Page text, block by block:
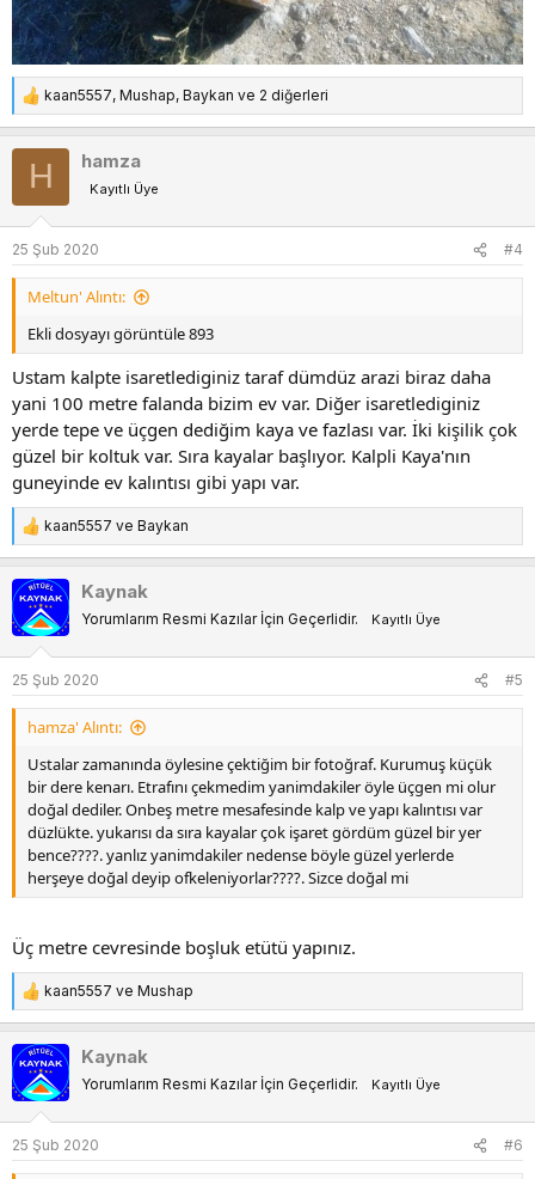
T
e
p
l
e
r
:
kaan5557, Mushap, Baykan ve 2 diğerleri
H hamza
Kayıtlı Üye
25 Şub 2020 #4
Meltun' Alıntı:
Ekli dosyayı görüntüle 893
Ustam kalpte isaretlediginiz taraf dümdüz arazi biraz daha
yani 100 metre falanda bizim ev var. Diğer isaretlediginiz
yerde tepe ve üçgen dediğim kaya ve fazlası var. İki kişilik çok
güzel bir koltuk var. Sıra kayalar başlıyor. Kalpli Kaya'nın
guneyinde ev kalıntısı gibi yapı var.
T
e
p
k
i
l
e
r
:
kaan5557 ve Baykan
Kaynak
Yorumlarım Resmi Kazılar İçin Geçerlidir. Kayıtlı Üye
25 Şub 2020 #5
hamza' Alıntı:
Ustalar zamanında öylesine çektiğim bir fotoğraf. Kurumuş küçük
bir dere kenarı. Etrafını çekmedim yanimdakiler öyle üçgen mi olur
doğal dediler. Onbeş metre mesafesinde kalp ve yapı kalıntısı var
düzlükte. yukarısı da sıra kayalar çok işaret gördüm güzel bir yer
bence????. yanlız yanimdakiler nedense böyle güzel yerlerde
herşeye doğal deyip ofkeleniyorlar????. Sizce doğal mi
Üç metre cevresinde boşluk etütü yapınız.
T
e
p
k
i
l
e
r
:
kaan5557 ve Mushap
Kaynak
Yorumlarım Resmi Kazılar İçin Geçerlidir. Kayıtlı Üye
25 Şub 2020 #6